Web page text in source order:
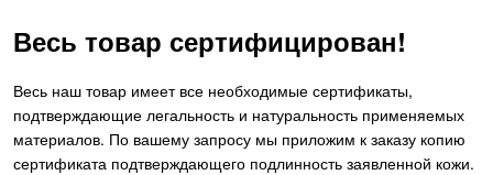
Весь товар сертифицирован!
Весь наш товар имеет все необходимые сертификаты,
подтверждающие легальность и натуральность применяемых
материалов. По вашему запросу мы приложим к заказу копию
сертификата подтверждающего подлинность заявленной кожи.